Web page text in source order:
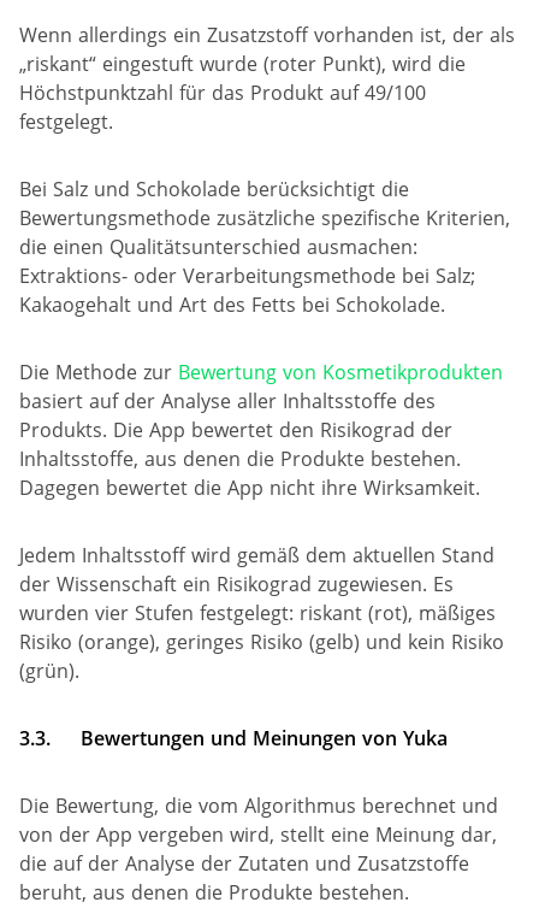
Wenn allerdings ein Zusatzstoff vorhanden ist, der als
„riskant“ eingestuft wurde (roter Punkt), wird die
Höchstpunktzahl für das Produkt auf 49/100
festgelegt.
Bei Salz und Schokolade berücksichtigt die
Bewertungsmethode zusätzliche spezifische Kriterien,
die einen Qualitätsunterschied ausmachen:
Extraktions- oder Verarbeitungsmethode bei Salz;
Kakaogehalt und Art des Fetts bei Schokolade.
Die Methode zur Bewertung von Kosmetikprodukten
basiert auf der Analyse aller Inhaltsstoffe des
Produkts. Die App bewertet den Risikograd der
Inhaltsstoffe, aus denen die Produkte bestehen.
Dagegen bewertet die App nicht ihre Wirksamkeit.
Jedem Inhaltsstoff wird gemäß dem aktuellen Stand
der Wissenschaft ein Risikograd zugewiesen. Es
wurden vier Stufen festgelegt: riskant (rot), mäßiges
Risiko (orange), geringes Risiko (gelb) und kein Risiko
(grün).
3.3. Bewertungen und Meinungen von Yuka
Die Bewertung, die vom Algorithmus berechnet und
von der App vergeben wird, stellt eine Meinung dar,
die auf der Analyse der Zutaten und Zusatzstoffe
beruht, aus denen die Produkte bestehen.